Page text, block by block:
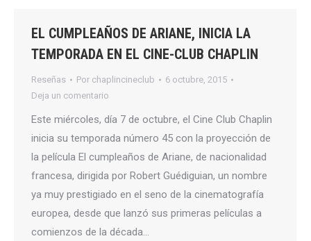
EL CUMPLEAÑOS DE ARIANE, INICIA LA
TEMPORADA EN EL CINE-CLUB CHAPLIN
Reseñas Por chaplincineclub
6 octubre, 2015
Deja un comentario
Este miércoles, día 7 de octubre, el Cine Club Chaplin
inicia su temporada número 45 con la proyección de
la película El cumpleaños de Ariane, de nacionalidad
francesa, dirigida por Robert Guédiguian, un nombre
ya muy prestigiado en el seno de la cinematografía
europea, desde que lanzó sus primeras películas a
comienzos de la década…